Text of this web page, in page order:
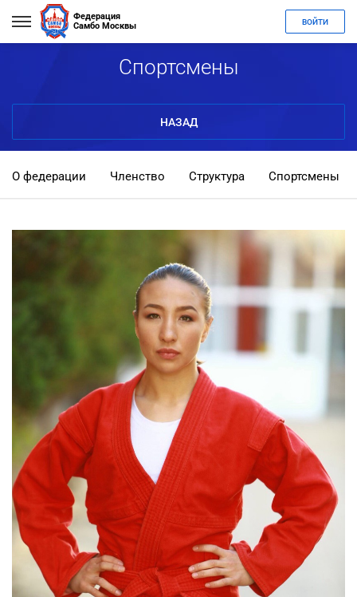
Федерация
Самбо Москвы
ВОЙТИ
Спортсмены
НАЗАД
О федерации Членство Структура Спортсмены